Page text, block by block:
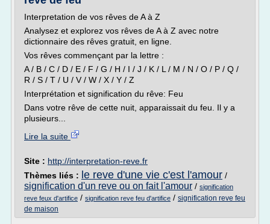
Interpretation de vos rêves de A à Z
Analysez et explorez vos rêves de A à Z avec notre
dictionnaire des rêves gratuit, en ligne.
Vos rêves commençant par la lettre :
A / B / C / D / E / F / G / H / I / J / K / L / M / N / O / P / Q /
R / S / T / U / V / W / X / Y / Z
Interprétation et signification du rêve: Feu
Dans votre rêve de cette nuit, apparaissait du feu. Il y a
plusieurs...
Lire la suite
Site : http://interpretation-reve.fr
Thèmes liés : le reve d'une vie c'est l'amour /
signification d'un reve ou on fait l'amour / signification
reve feux d'artifice / signification reve feu d'artifice / signification reve feu
de maison